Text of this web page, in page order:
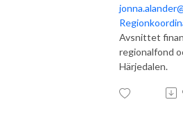
Avsnittet
regionalfond
Härjedalen.